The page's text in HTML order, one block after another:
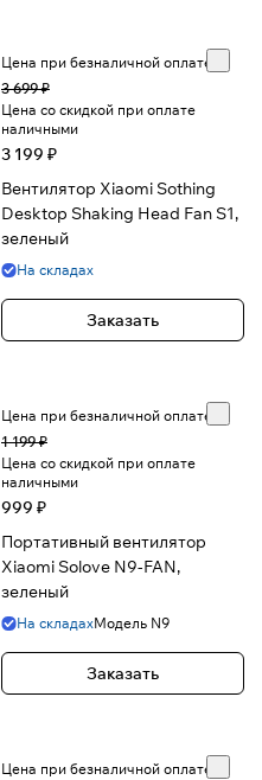
Цена при безналичной оплате
3 699 ₽
Цена со скидкой при оплате
наличными
3 199 ₽
Вентилятор Xiaomi Sothing
Desktop Shaking Head Fan S1,
зеленый
На складах
Заказать
Цена при безналичной оплате
1 199 ₽
Цена со скидкой при оплате
наличными
999 ₽
Портативный вентилятор
Xiaomi Solove N9-FAN,
зеленый
На складахМодель N9
Заказать
Цена при безналичной оплате